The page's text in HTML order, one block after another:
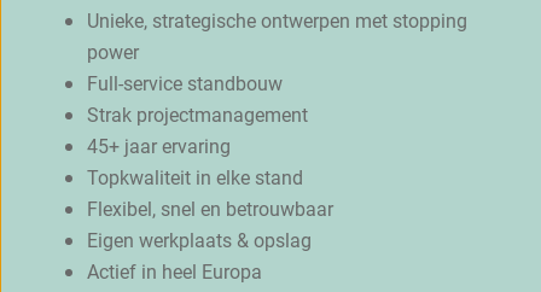
Unieke, strategische ontwerpen met stopping
power
Full-service standbouw
Strak projectmanagement
45+ jaar ervaring
Topkwaliteit in elke stand
Flexibel, snel en betrouwbaar
Eigen werkplaats & opslag
Actief in heel Europa